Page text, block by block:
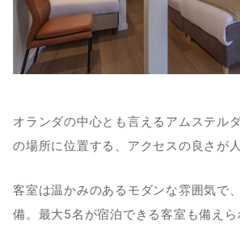
オランダの中心とも言えるアムステル
の場所に位置する、アクセスの良さが
客室は温かみのあるモダンな雰囲気で
備。最大5名が宿泊できる客室も備え